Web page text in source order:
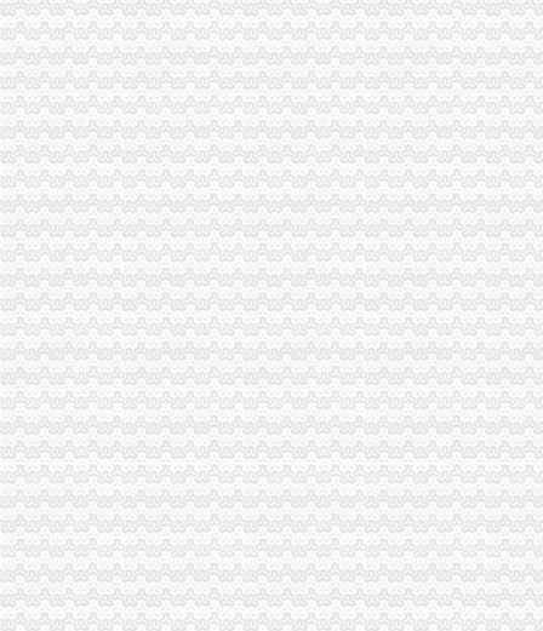
重庆财税_专业的财务、税收实务网站-亿企赢财税资讯
国家税务总局2015年持续加“规范税务”建设_部门新闻_新闻_中国
重庆沙坪坝门户网
【重庆财务/审计/税务招聘_新重庆财务/审计/税务招聘信息】-前程无忧
重庆市国家税务局关于纳税人2015年度关联申报等事项的提示-中国会
重庆代理记账、工商注册代理、重庆微型企业、商标注册、税务评估
【重庆亿源财税融资咨询代办营业执照营业哪家比较好】价格,厂家,
于老师,03月24日重庆税务筹划培训-中华品牌管理网
重庆市江津区地税局着力造办税服务“轻体验”-新华网
重庆地区代理工商注册、变更、代理记账、税务咨询可提供地
重庆地税：积推行“互联网+税务”提升服务质效-长江经济网
重庆市地方税务局、重庆市国土资源和房屋管理局<BR>关于暂停办理
重庆商裕工商咨询有限公司|工商咨询|代帐咨询|做账报税|税务代办|代
：：重庆市潼南区公众信息网：：-国税局
会计代理记帐、财税咨询、税务代理-重庆便民网
【江门注销税务注销公司企业停止运营不注销后果严重】-鹤山沙坪易
重庆江北区工商代办重庆沙坪坝区工商代办【渝盾】_其他加盟-中国
重庆国税关于金税三期工程上线办理有关涉税事项的公告_地方规-
重庆高档住宅土地增值税预征率上调至2%_东方财富网
重庆财税_专业的财务、税收实务网站-亿企赢财税资讯
重庆市国家税务局、重庆市地方税务局、重庆市工商管理局转发国
有重庆的朋友吗？你在天津过的还好吗？（转载）_天津_天涯论坛_天
重庆注册税务招聘_重庆注册税务招聘信息_智联重庆招聘网_找工作求
《重庆市国税小规模申报》_优秀范文十篇
重庆招聘税务专员_重庆弘昇管道有限公司招聘-汇博网